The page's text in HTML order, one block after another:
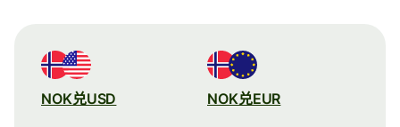
NOK兑USD NOK兑EUR